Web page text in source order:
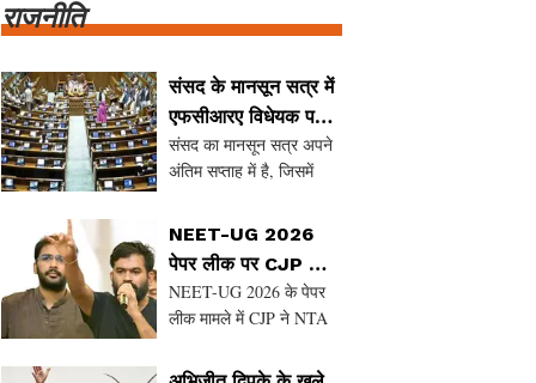
राजनीति
संसद के मानसून सत्र में
एफसीआरए विधेयक पर
राजनीतिक हलचल
संसद का मानसून सत्र अपने
अंतिम सप्ताह में है, जिसमें
को लेकर सरकार और विपक्ष
के बीच टकराव बढ़ता जा रहा
है। कांग्रेस ने अपने सांसदों
की उपस्थिति सुनिश्चित करने
के लिए रणनीति बनाई ...
NEET-UG 2026
पेपर लीक पर CJP की
सख्त मांगें
NEET-UG 2026 के पेपर
लीक मामले में CJP ने NTA
की स्थापना की मांग की है।